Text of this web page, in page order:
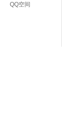
QQ空间